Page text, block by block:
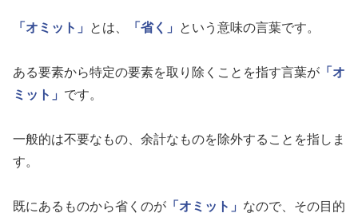
「オミット」 とは、 「省く」 という意味の言葉です。
ある要素から特定の要素を取り除くことを指す言葉が 「オ
ミット」 です。
一般的は不要なもの、余計なものを除外することを指しま
す。
既にあるものから省くのが 「オミット」 なので、その目的